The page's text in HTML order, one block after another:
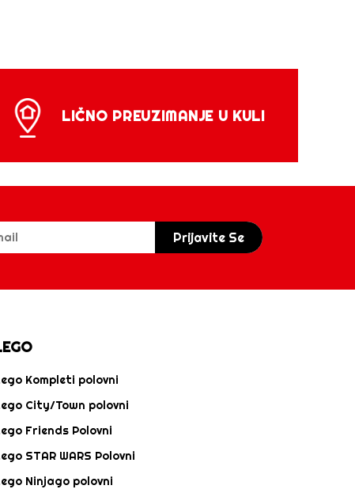
LIČNO PREUZIMANJE U KULI
Prijavite Se
Kompleti polovni
City/Town polovni
Friends Polovni
STAR WARS Polovni
Ninjago polovni